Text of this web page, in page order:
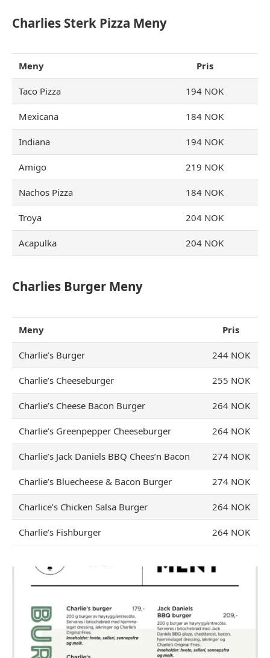
Charlies Sterk Pizza Meny
Meny Pris
Taco Pizza 194 NOK
Mexicana 184 NOK
Indiana 194 NOK
Amigo 219 NOK
Nachos Pizza 184 NOK
Troya 204 NOK
Acapulka 204 NOK
Charlies Burger Meny
Meny Pris
Charlie’s Burger 244 NOK
Charlie’s Cheeseburger 255 NOK
Charlie’s Cheese Bacon Burger 264 NOK
Charlie’s Greenpepper Cheeseburger 264 NOK
Charlie’s Jack Daniels BBQ Chees’n Bacon 274 NOK
Charlie’s Bluecheese & Bacon Burger 274 NOK
Charlice’s Chicken Salsa Burger 264 NOK
Charlie’s Fishburger 264 NOK